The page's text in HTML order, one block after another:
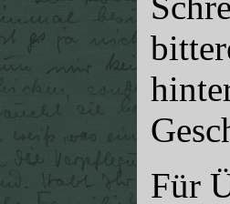
Für